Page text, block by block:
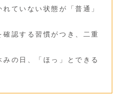
ていない状態が「普通」
確認する習慣がつき、二重
の日、「ほっ」とできる